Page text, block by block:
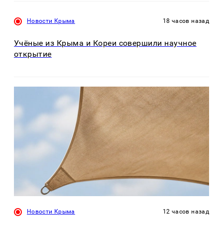
Новости Крыма 18 часов назад
Учёные из Крыма и Кореи совершили научное
открытие
Новости Крыма 12 часов назад